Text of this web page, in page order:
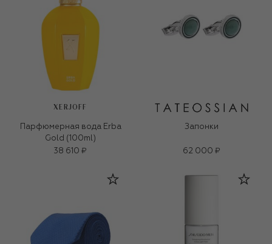
XERJOFF
Парфюмерная вода Erba
Gold (100ml)
38 610 ₽
Запонки
62 000 ₽